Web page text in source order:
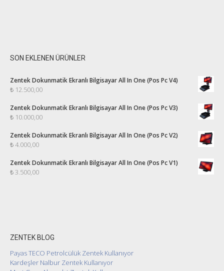
SON EKLENEN ÜRÜNLER
Zentek Dokunmatik Ekranlı Bilgisayar All In One (Pos Pc V4)
₺ 12.500,00
Zentek Dokunmatik Ekranlı Bilgisayar All In One (Pos Pc V3)
₺ 10.000,00
Zentek Dokunmatik Ekranlı Bilgisayar All In One (Pos Pc V2)
₺4.000,00
Zentek Dokunmatik Ekranlı Bilgisayar All In One (Pos Pc V1)
₺3.500,00
ZENTEK BLOG
Payas TECO Petrolcülük Zentek Kullanıyor
Kardeşler Nalbur Zentek Kullanıyor